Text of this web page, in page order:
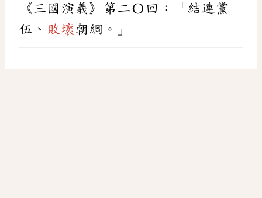
《三 國演義 》 第 二 〇 回 ：「結連黨
伍、 敗壞朝綱。」